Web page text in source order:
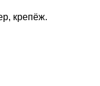
крепёж.